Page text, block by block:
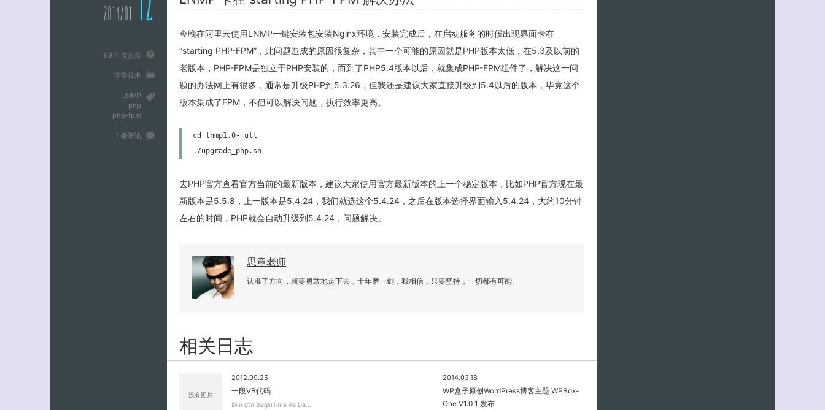
2014/01 12
6971 次点击
学学技术
LNMP
php
php-fpm
1 条评论
今晚在阿里云使用LNMP一键安装包安装Nginx环境，安装完成后，在启动服务的时候出现界面卡在
“starting PHP-FPM”，此问题造成的原因很复杂，其中一个可能的原因就是PHP版本太低，在5.3及以前的
老版本，PHP-FPM是独立于PHP安装的，而到了PHP5.4版本以后，就集成PHP-FPM组件了，解决这一问
题的办法网上有很多，通常是升级PHP到5.3.26，但我还是建议大家直接升级到5.4以后的版本，毕竟这个
版本集成了FPM，不但可以解决问题，执行效率更高。
cd lnmp1.0-full
./upgrade_php.sh
去PHP官方查看官方当前的最新版本，建议大家使用官方最新版本的上一个稳定版本，比如PHP官方现在最
新版本是5.5.8，上一版本是5.4.24，我们就选这个5.4.24，之后在版本选择界面输入5.4.24，大约10分钟
左右的时间，PHP就会自动升级到5.4.24，问题解决。
思章老师
认准了方向，就要勇敢地走下去，十年磨一剑，我相信，只要坚持，一切都有可能。
相关日志
没有图片
2012.09.25
一段VB代码
Dim dtmBeginTime As Da…
2014.03.18
WP盒子原创WordPress博客主题 WPBox-
One V1.0.1 发布